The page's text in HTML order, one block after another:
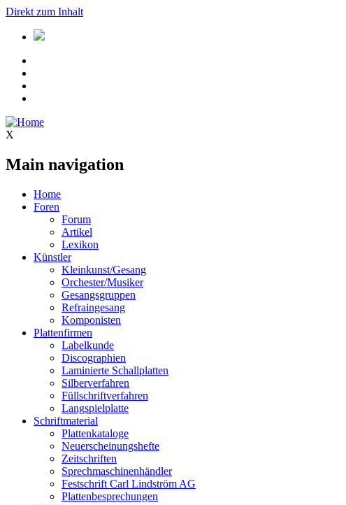
Direkt zum Inhalt
X
Main navigation
Home
Foren
Forum
Artikel
Lexikon
Künstler
Kleinkunst/Gesang
Orchester/Musiker
Gesangsgruppen
Refraingesang
Komponisten
Plattenfirmen
Labelkunde
Discographien
Laminierte Schallplatten
Silberverfahren
Füllschriftverfahren
Langspielplatte
Schriftmaterial
Plattenkataloge
Neuerscheinungshefte
Zeitschriften
Sprechmaschinenhändler
Festschrift Carl Lindström AG
Plattenbesprechungen